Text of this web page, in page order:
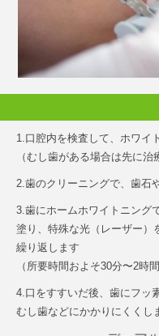
1.口腔内を検査して、ホワイ
（むし歯がある場合は先に治
2.歯のクリーニングで、歯石
3.歯にホームホワイトニング
塗り、特殊な光（レーザー）
繰り返します
（所要時間およそ30分〜2時間
4.口をすすいだ後、歯にフッ
むし歯などにかかりにくくし